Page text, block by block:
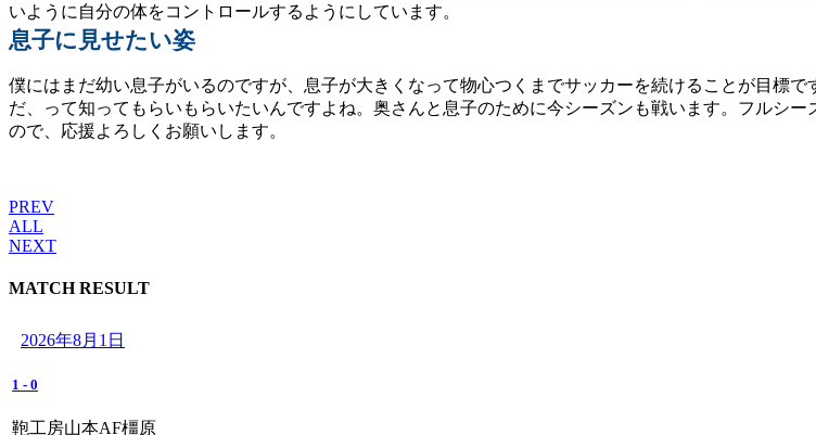
いように自分の体をコントロールするようにしています。
息子に見せたい姿
ㅤ僕にはまだ幼い息子がいるのですが、息子が大きくなって物心つくまでサッカーを続けることが目標
だ、って知ってもらいもらいたいんですよね。奥さんと息子のために今シーズンも戦います。フルシ
ので、応援よろしくお願いします。
PREV
ALL
NEXT
MATCH RESULT
2026年8月1日
1 - 0
鞄工房山本AF橿原